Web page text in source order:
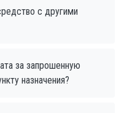
с другими
за запрошенную
назначения?